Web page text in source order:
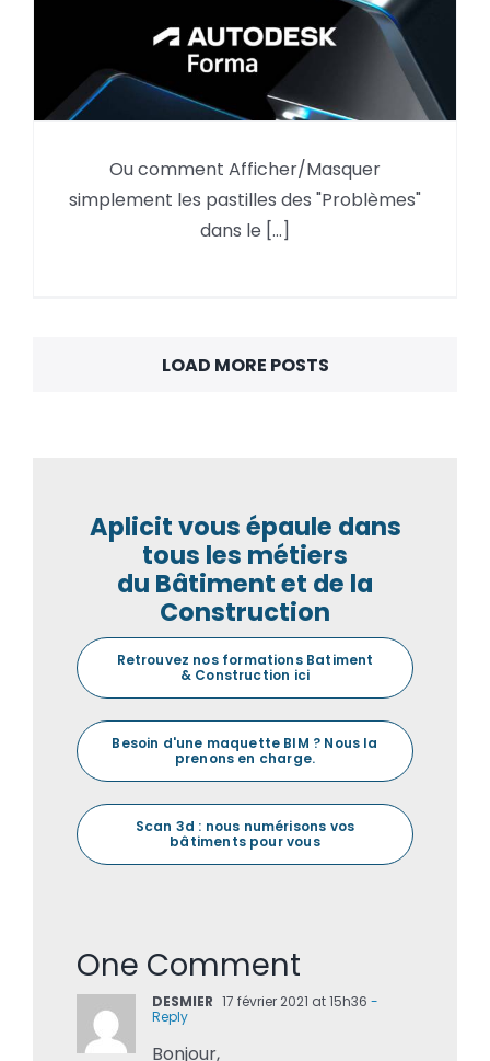
Autodesk Forma,
Afficher/Masquer les
« Problèmes »
Ou comment Afficher/Masquer
simplement les pastilles des "Problèmes"
dans le [...]
LOAD MORE POSTS
Aplicit vous épaule dans
tous les métiers
du Bâtiment et de la
Construction
Retrouvez nos formations Batiment
& Construction ici
Besoin d'une maquette BIM ? Nous la
prenons en charge.
Scan 3d : nous numérisons vos
bâtiments pour vous
One Comment
DESMIER 17 février 2021 at 15h36 -
Reply
Bonjour,